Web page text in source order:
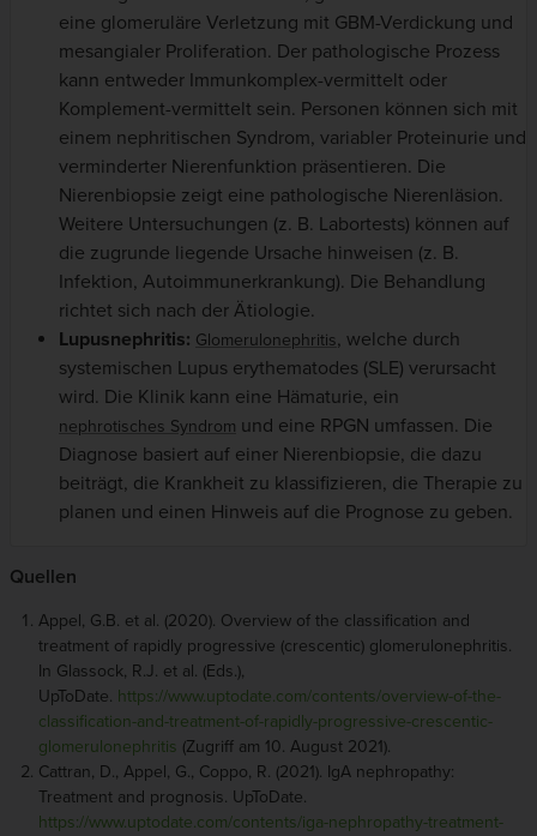
eine glomeruläre Verletzung mit GBM-Verdickung und
mesangialer Proliferation. Der pathologische Prozess
kann entweder Immunkomplex-vermittelt oder
Komplement-vermittelt sein. Personen können sich mit
einem nephritischen Syndrom, variabler Proteinurie und
verminderter Nierenfunktion präsentieren. Die
Nierenbiopsie zeigt eine pathologische Nierenläsion.
Weitere Untersuchungen (z. B. Labortests) können auf
die zugrunde liegende Ursache hinweisen (z. B.
Infektion, Autoimmunerkrankung). Die Behandlung
richtet sich nach der Ätiologie.
Lupusnephritis: Glomerulonephritis, welche durch
systemischen Lupus erythematodes (SLE) verursacht
wird. Die Klinik kann eine Hämaturie, ein
nephrotisches Syndrom und eine RPGN umfassen. Die
Diagnose basiert auf einer Nierenbiopsie, die dazu
beiträgt, die Krankheit zu klassifizieren, die Therapie zu
planen und einen Hinweis auf die Prognose zu geben.
Quellen
Appel, G.B. et al. (2020). Overview of the classification and
treatment of rapidly progressive (crescentic) glomerulonephritis.
In Glassock, R.J. et al. (Eds.),
UpToDate. https://www.uptodate.com/contents/overview-of-the-
classification-and-treatment-of-rapidly-progressive-crescentic-
glomerulonephritis (Zugriff am 10. August 2021).
Cattran, D., Appel, G., Coppo, R. (2021). IgA nephropathy:
Treatment and prognosis. UpToDate.
https://www.uptodate.com/contents/iga-nephropathy-treatment-